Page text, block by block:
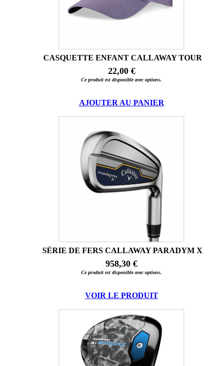
CASQUETTE ENFANT CALLAWAY TOUR
22,00 €
Ce produit est disponible avec options.
AJOUTER AU PANIER
SÉRIE DE FERS CALLAWAY PARADYM X
958,30 €
Ce produit est disponible avec options.
VOIR LE PRODUIT